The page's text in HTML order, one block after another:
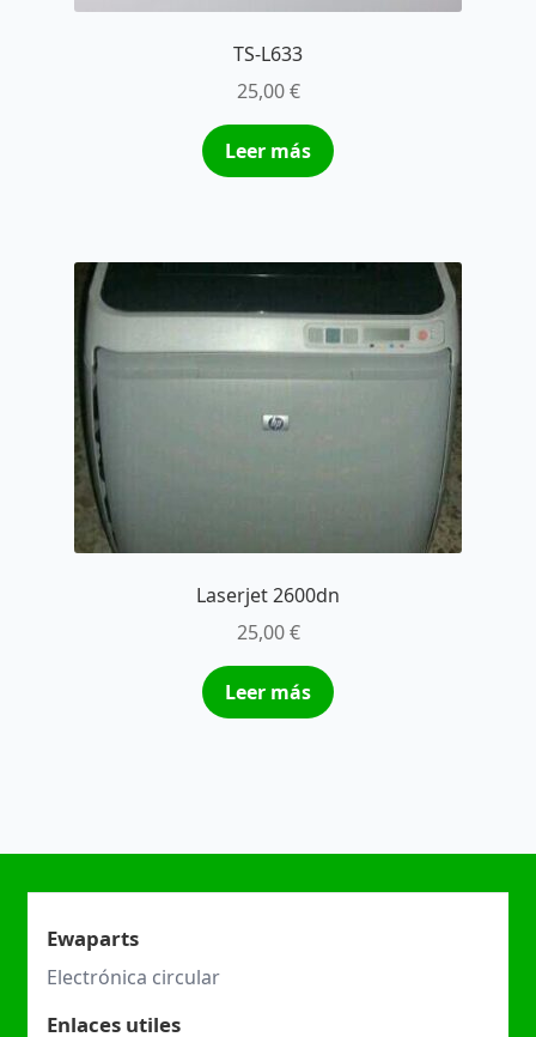
TS-L633
25,00€
Leer más
Laserjet 2600dn
25,00€
Leer más
Ewaparts
Electrónica circular
Enlaces utiles